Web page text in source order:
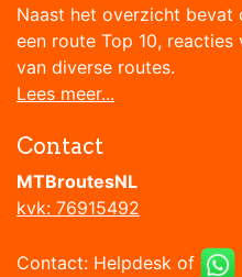
Naast het overzicht bevat
een route Top 10,
van diverse routes.
Lees meer...
Contact
MTBroutesNL
kvk: 76915492
Contact: Helpdesk of